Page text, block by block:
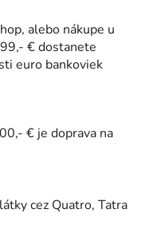
alebo nákupe u
€ dostanete
euro bankoviek
€ je doprava na
cez Quatro, Tatra